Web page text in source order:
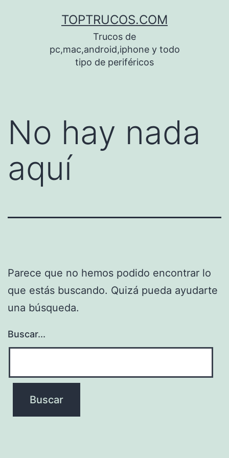
TOPTRUCOS.COM
Trucos de
pc,mac,android,iphone y todo
tipo de periféricos
No hay nada
aquí
Parece que no hemos podido encontrar lo
que estás buscando. Quizá pueda ayudarte
una búsqueda.
Buscar...